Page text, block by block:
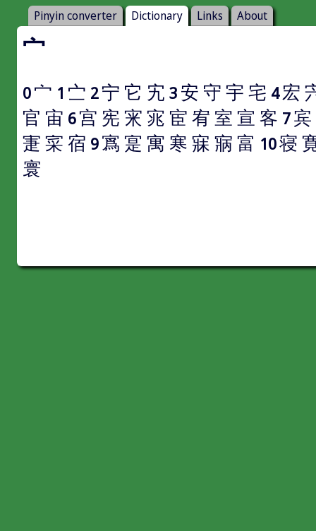
Pinyin converter Dictionary Links About
宀
0宀 1 㝉 2宁 它 宄 3安 守 宇 宅 4宏
官 宙 6宫 宪 宩 宨 宦 宥 室 宣 客 7宾
寁 寀 宿 9寪 寔 寓 寒 寐 寎 富 10寝
寰